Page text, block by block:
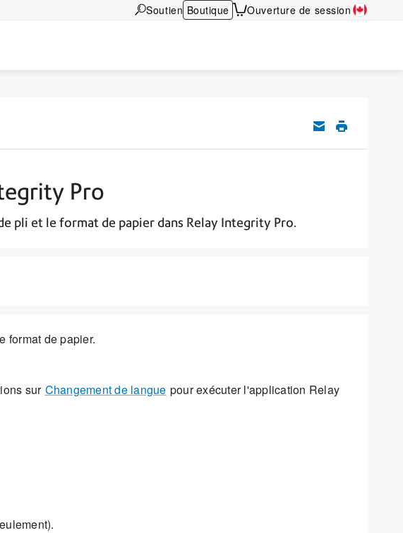
Soutien Boutique Ouverture de session
Pro
pli et le format de papier dans Relay Integrity Pro.
format de papier.
sur Changement de langue pour exécuter l'application Relay